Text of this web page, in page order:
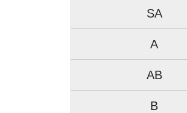
SA
A
AB
B